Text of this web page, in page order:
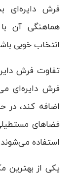
فرش
هماهنگی آن
انتخاب خوبی
تفاوت فرش
فرش دایره‌ای
اضافه کند، در
فضاهای
استفاده
یکی از بهترین